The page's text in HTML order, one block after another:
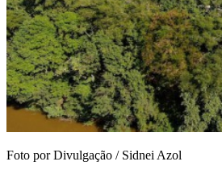
Foto por Divulgação / Sidnei Azol